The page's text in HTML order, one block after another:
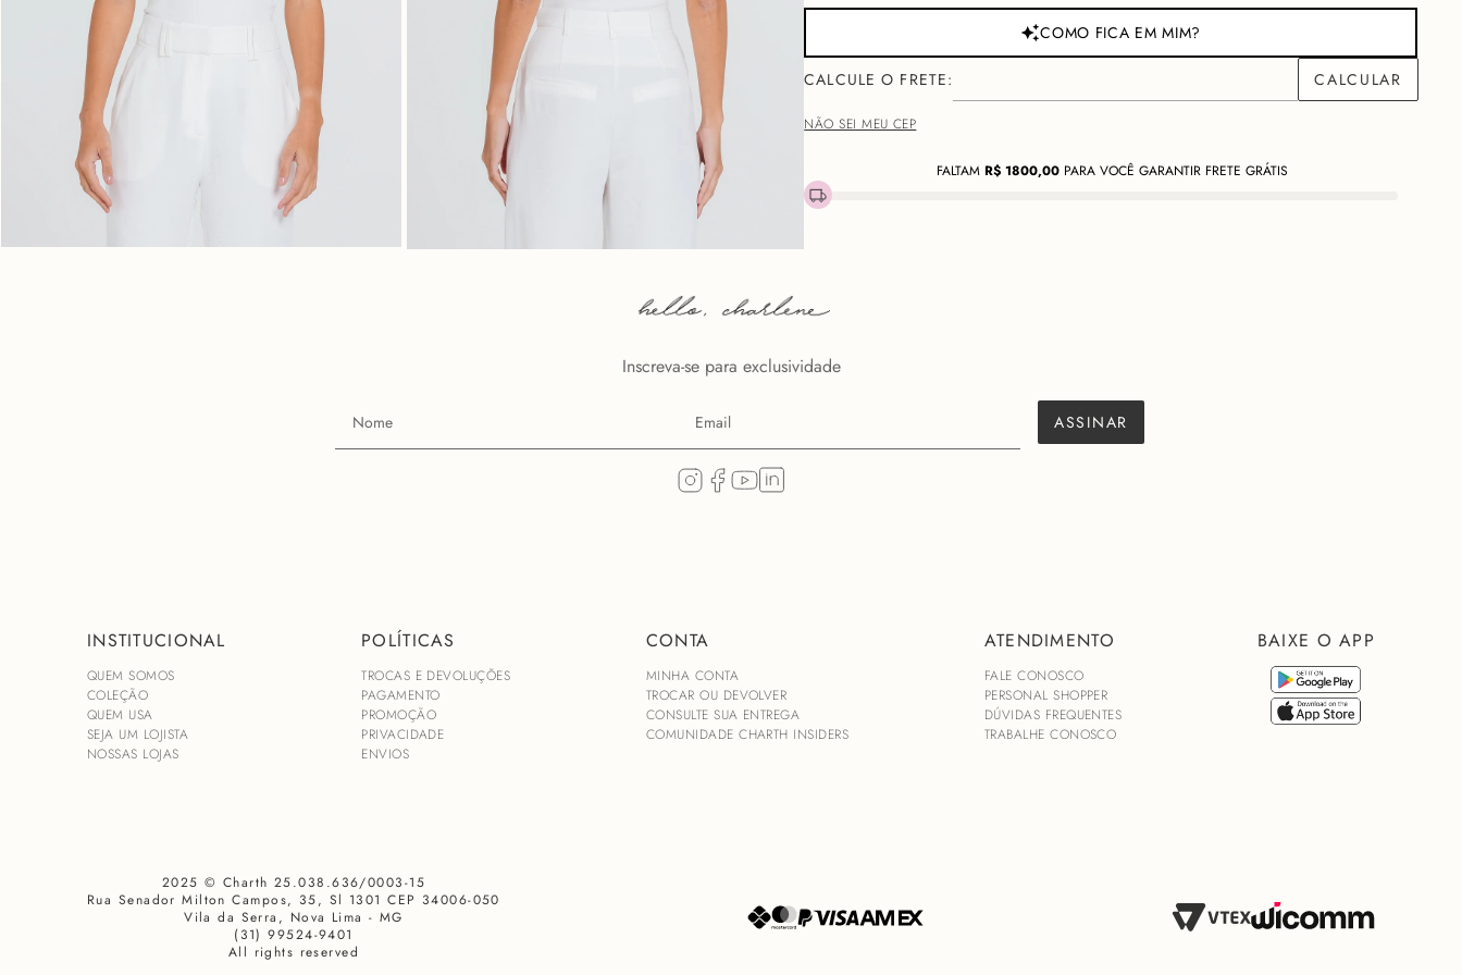
COMO FICA EM MIM?
NÃO SEI MEU CEP
FALTAM R$1800,00 PARA VOCÊ GARANTIR FRETE GRÁTIS
uma peça coringa do guarda-roupa. Seu decote adiciona sutileza na medida certa, enquanto
personalizadas CHARTH que trazem ainda mais informação de moda para suas produções.
Com modelagem ajustada que valoriza a silhueta de forma delicada, é um básico atemporal
que se adapta a múltiplas composições, das sobreposições descomplicadas a produções
mais sofisticadas.
Inscreva-se para exclusividade
ASSINAR
INSTITUCIONAL
QUEM SOMOS
COLEÇÃO
QUEM USA
SEJA UM LOJISTA
NOSSAS LOJAS
POLÍTICAS
TROCAS E DEVOLUÇÕES
PAGAMENTO
PROMOÇÃO
PRIVACIDADE
ENVIOS
CONTA
MINHA CONTA
TROCAR OU DEVOLVER
CONSULTE SUA ENTREGA
COMUNIDADE CHARTH INSIDERS
ATENDIMENTO
FALE CONOSCO
PERSONAL SHOPPER
DÚVIDAS FREQUENTES
TRABALHE CONOSCO
BAIXE O APP
2025 © Charth 25.038.636/0003-15
Rua Senador Milton Campos, 35, Sl 1301 CEP 34006-050
Vila da Serra, Nova Lima - MG
(31) 99524-9401
All rights reserved